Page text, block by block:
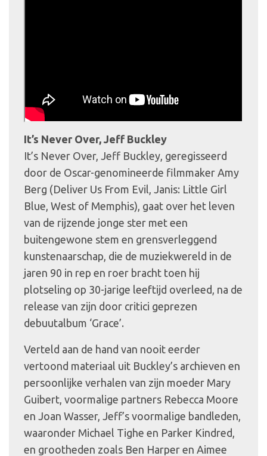
It’s Never Over, Jeff Buckley
It’s Never Over, Jeff Buckley, geregisseerd
door de Oscar-genomineerde filmmaker Amy
Berg (Deliver Us From Evil, Janis: Little Girl
Blue, West of Memphis), gaat over het leven
van de rijzende jonge ster met een
buitengewone stem en grensverleggend
kunstenaarschap, die de muziekwereld in de
jaren 90 in rep en roer bracht toen hij
plotseling op 30-jarige leeftijd overleed, na de
release van zijn door critici geprezen
debuutalbum ‘Grace’.
Verteld aan de hand van nooit eerder
vertoond materiaal uit Buckley’s archieven en
persoonlijke verhalen van zijn moeder Mary
Guibert, voormalige partners Rebecca Moore
en Joan Wasser, Jeff’s voormalige bandleden,
waaronder Michael Tighe en Parker Kindred,
en grootheden zoals Ben Harper en Aimee